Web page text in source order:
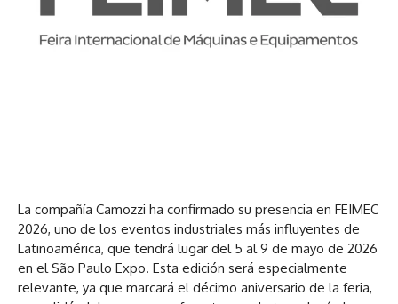
La compañía Camozzi ha confirmado su presencia en FEIMEC
2026, uno de los eventos industriales más influyentes de
Latinoamérica, que tendrá lugar del 5 al 9 de mayo de 2026
en el São Paulo Expo. Esta edición será especialmente
relevante, ya que marcará el décimo aniversario de la feria,